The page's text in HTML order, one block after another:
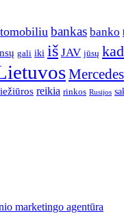
bankas banko
gali iki iš JAV jūsų kad
Mercedes
reikia rinkos Rusijos
marketingo agentūra